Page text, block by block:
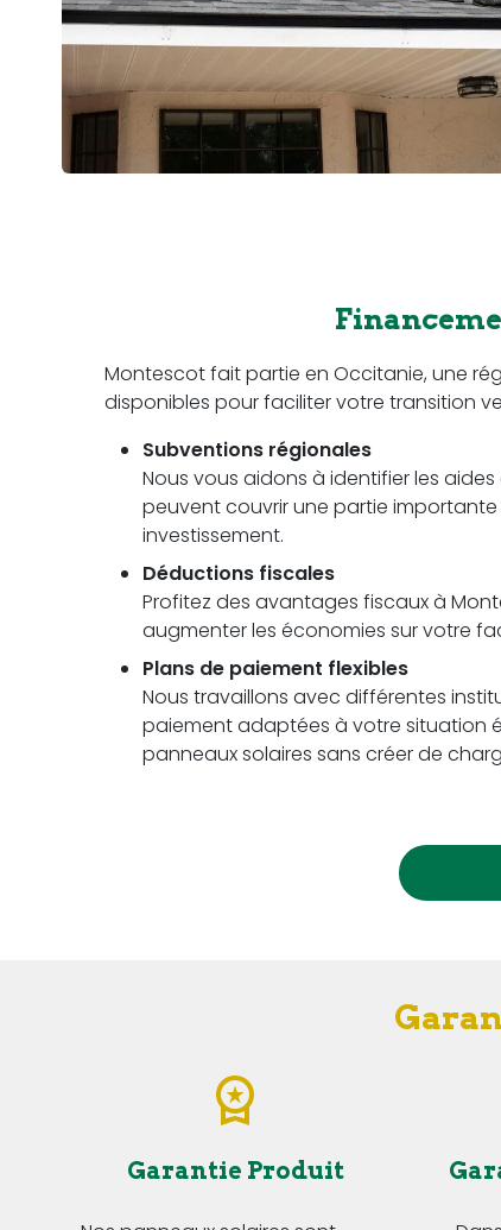
Montescot fait partie en Occitanie, une
disponibles pour faciliter votre transition
Subventions régionales
Nous vous aidons à identifier les
peuvent couvrir une partie
investissement.
Déductions fiscales
Profitez des avantages fiscaux à
augmenter les économies sur votre
Plans de paiement flexibles
Nous travaillons avec différentes
paiement adaptées à votre situation
panneaux solaires sans créer de
Garantie Produit